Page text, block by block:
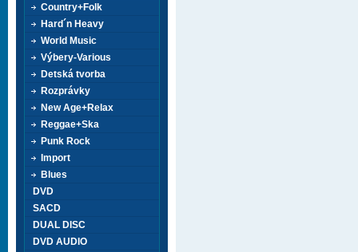
Country+Folk
Hard´n Heavy
World Music
Výbery-Various
Detská tvorba
Rozprávky
New Age+Relax
Reggae+Ska
Punk Rock
Import
Blues
DVD
SACD
DUAL DISC
DVD AUDIO